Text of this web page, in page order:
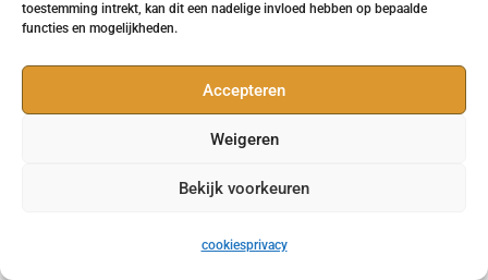
toestemming intrekt, kan dit een nadelige invloed hebben op bepaalde
functies en mogelijkheden.
Accepteren
Weigeren
Bekijk voorkeuren
cookiesprivacy
Ontwikkeling en design